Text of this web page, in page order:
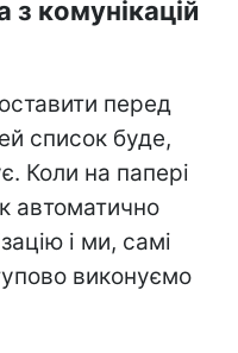
з комунікацій
перед
список буде,
Коли на папері
автоматично
і ми, самі
виконуємо